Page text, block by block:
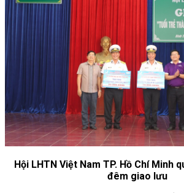
Hội LHTN Việt Nam TP. Hồ Chí Minh
đêm giao lưu